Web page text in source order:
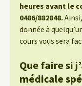
heures avant le
0486/882848.
donnée à
cours vous sera
Que faire si
médicale